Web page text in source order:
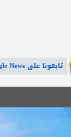
تابعونا على Google News